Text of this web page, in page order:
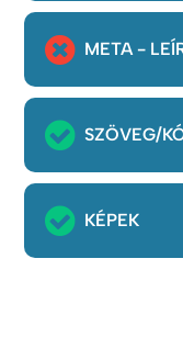
META -
SZÖVEG/
KÉPEK